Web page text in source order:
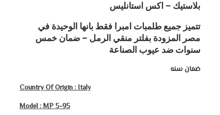
بلاستيك – اكس استانليس
تتميز جميع طلمبات امبرا فقط بانها الوحيدة في
مصر المزودة بفلتر منقي الرمل – ضمان خمس
سنوات ضد عيوب الصناعة
ضمان سنه
Country Of Origin : Italy
Model : MP 5-95